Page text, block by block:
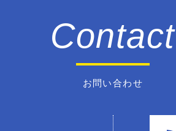
Contact
お問い合わせ